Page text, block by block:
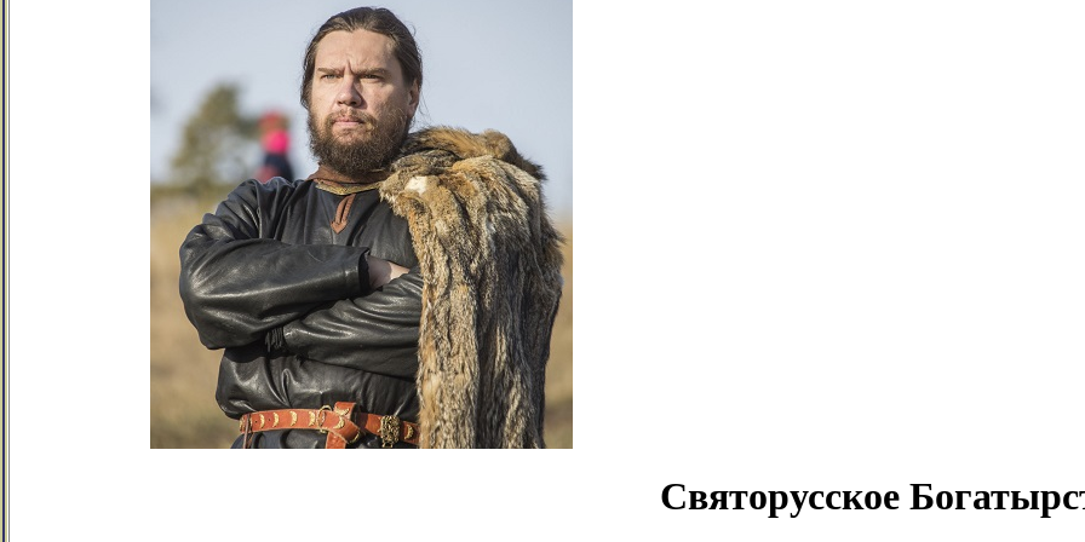
Святорусское